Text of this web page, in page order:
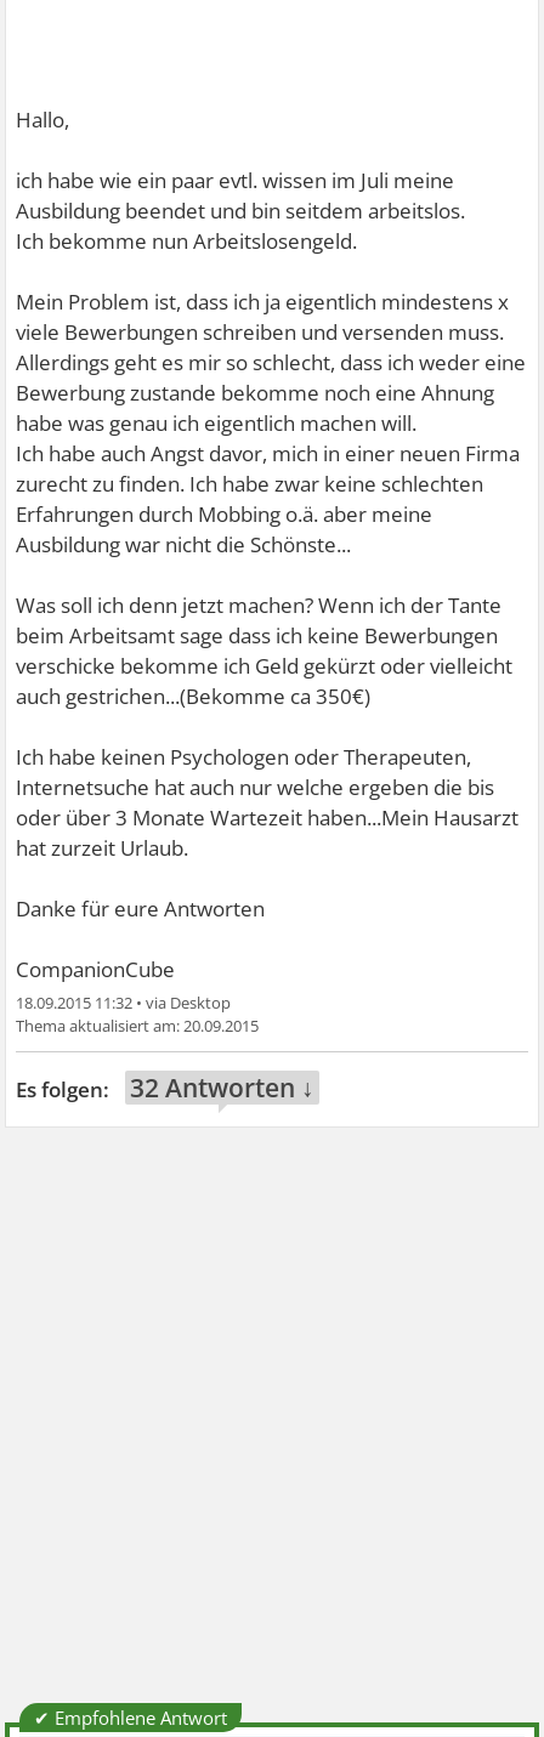
Hallo,
ich habe wie ein paar evtl. wissen im Juli meine
Ausbildung beendet und bin seitdem arbeitslos.
Ich bekomme nun Arbeitslosengeld.
Mein Problem ist, dass ich ja eigentlich mindestens x
viele Bewerbungen schreiben und versenden muss.
Allerdings geht es mir so schlecht, dass ich weder eine
Bewerbung zustande bekomme noch eine Ahnung
habe was genau ich eigentlich machen will.
Ich habe auch Angst davor, mich in einer neuen Firma
zurecht zu finden. Ich habe zwar keine schlechten
Erfahrungen durch Mobbing o.ä. aber meine
Ausbildung war nicht die Schönste...
Was soll ich denn jetzt machen? Wenn ich der Tante
beim Arbeitsamt sage dass ich keine Bewerbungen
verschicke bekomme ich Geld gekürzt oder vielleicht
auch gestrichen...(Bekomme ca 350€)
Ich habe keinen Psychologen oder Therapeuten,
Internetsuche hat auch nur welche ergeben die bis
oder über 3 Monate Wartezeit haben...Mein Hausarzt
hat zurzeit Urlaub.
Danke für eure Antworten
CompanionCube
18.09.2015 11:32 •
20.09.2015
32 Antworten ↓
✔ Empfohlene Antwort